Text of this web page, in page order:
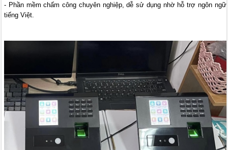
- Phần mềm chấm công chuyên nghiệp, dễ sử dụng nhờ hỗ trợ ngôn ngữ
tiếng Việt.